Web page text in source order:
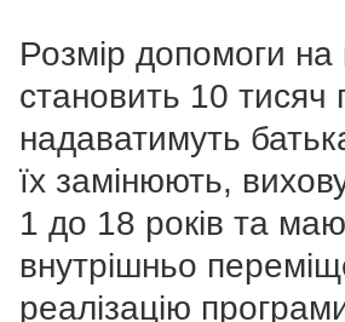
Розмір допомоги
становить 10 тисяч
надаватимуть
їх замінюють,
1 до 18 років та
внутрішньо
реалізацію